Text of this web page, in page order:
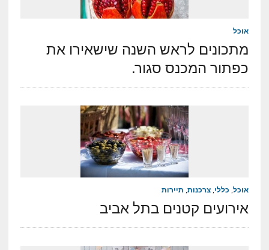
אוכל
מתכונים לראש השנה שישאירו את
כפתור המכנס סגור.
אוכל, כללי צרכנות, תיירות
אירועים קטנים בתל אביב